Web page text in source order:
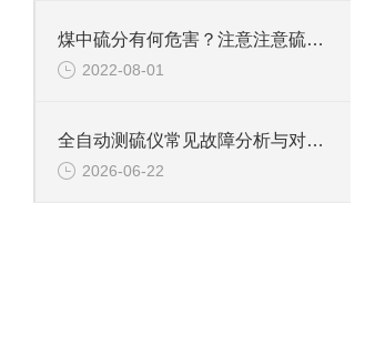
煤中硫分有何危害？注意注意硫的危害！
2022-08-01
全自动测硫仪常见故障分析与对应解决策略分享
2026-06-22